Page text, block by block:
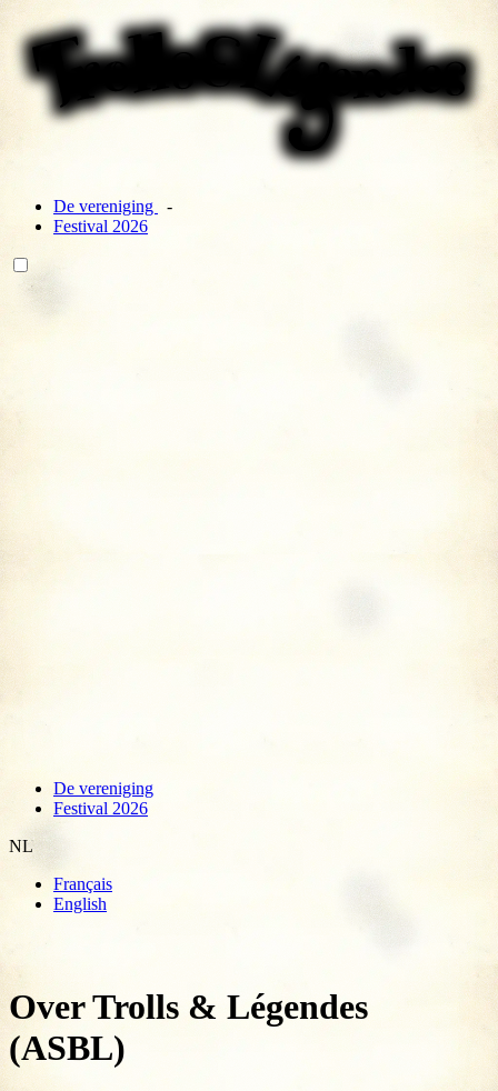
De vereniging
Festival 2026
De vereniging
Festival 2026
NL
Français
English
Over Trolls & Légendes
(ASBL)